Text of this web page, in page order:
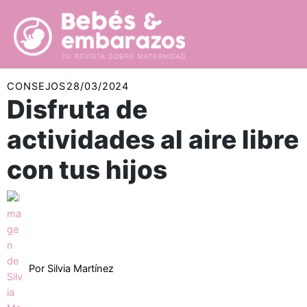
contenido
CONSEJOS28/03/2024
Disfruta de
actividades al aire libre
con tus hijos
Por Silvia Martínez